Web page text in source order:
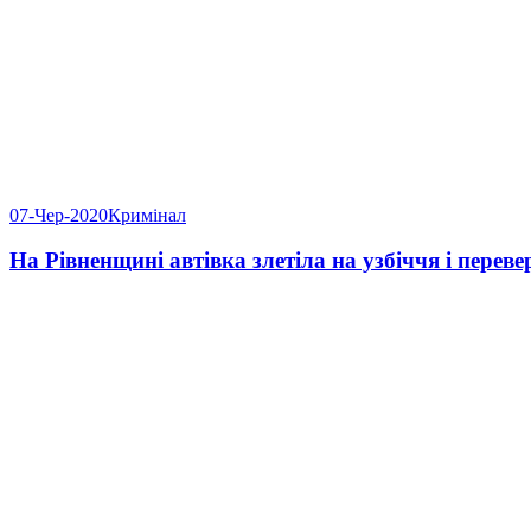
07-Чер-2020Кримінал
На Рівненщині автівка злетіла на узбіччя і